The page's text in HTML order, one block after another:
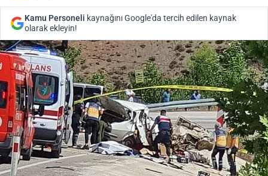
Kamu Personeli kaynağını Google'da tercih edilen kaynak
olarak ekleyin!